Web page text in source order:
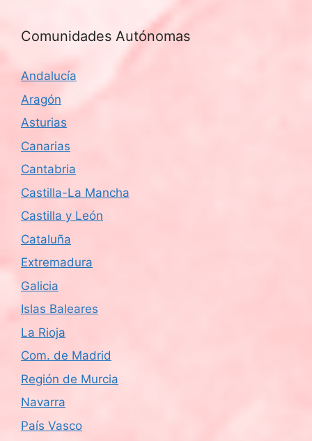
Comunidades Autónomas
Andalucía
Aragón
Asturias
Canarias
Cantabria
Castilla-La Mancha
Castilla y León
Cataluña
Extremadura
Galicia
Islas Baleares
La Rioja
Com. de Madrid
Región de Murcia
Navarra
País Vasco